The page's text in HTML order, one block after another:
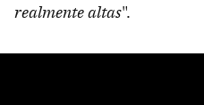
realmente altas".